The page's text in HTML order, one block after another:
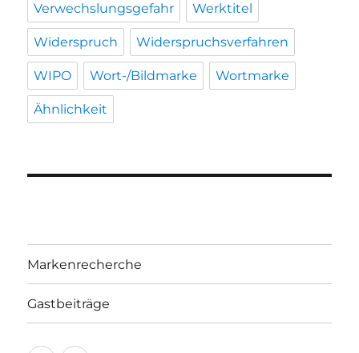
Verwechslungsgefahr Werktitel
Widerspruch Widerspruchsverfahren
WIPO Wort-/Bildmarke Wortmarke
Ähnlichkeit
Markenrecherche
Gastbeiträge